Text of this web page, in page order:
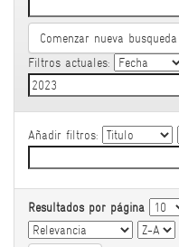
Comenzar nueva busqueda
Filtros actuales:
Añadir filtros:
Resultados por página